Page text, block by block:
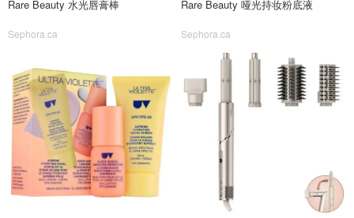
Rare Beauty 水光唇膏棒
Sephora.ca
Rare Beauty 哑光持妆粉底液
Sephora.ca